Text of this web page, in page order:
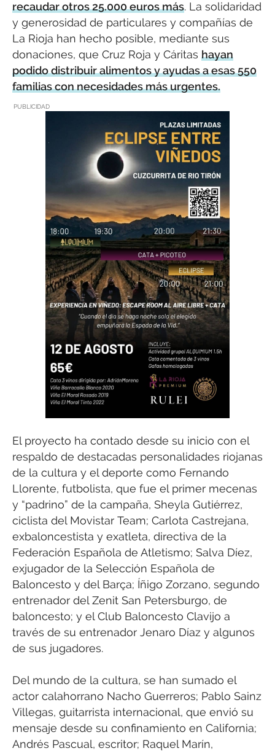
recaudar otros 25.000 euros más. La solidaridad
y generosidad de particulares y compañías de
La Rioja han hecho posible, mediante sus
donaciones, que Cruz Roja y Cáritas hayan
podido distribuir alimentos y ayudas a esas 550
familias con necesidades más urgentes.
PUBLICIDAD
El proyecto ha contado desde su inicio con el
respaldo de destacadas personalidades riojanas
de la cultura y el deporte como Fernando
Llorente, futbolista, que fue el primer mecenas
y “padrino” de la campaña, Sheyla Gutiérrez,
ciclista del Movistar Team; Carlota Castrejana,
exbaloncestista y exatleta, directiva de la
Federación Española de Atletismo; Salva Díez,
exjugador de la Selección Española de
Baloncesto y del Barça; Íñigo Zorzano, segundo
entrenador del Zenit San Petersburgo, de
baloncesto; y el Club Baloncesto Clavijo a
través de su entrenador Jenaro Díaz y algunos
de sus jugadores.
Del mundo de la cultura, se han sumado el
actor calahorrano Nacho Guerreros; Pablo Sainz
Villegas, guitarrista internacional, que envió su
mensaje desde su confinamiento en California;
Andrés Pascual, escritor; Raquel Marín,